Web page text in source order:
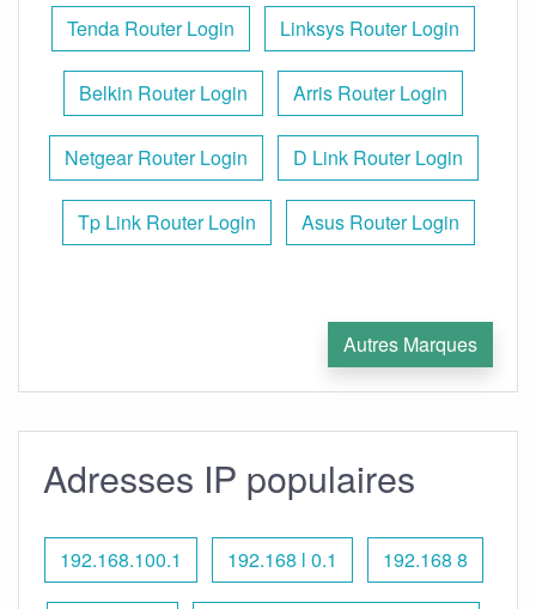
Tenda Router Login Linksys Router Login
Belkin Router Login Arris Router Login
Netgear Router Login D Link Router Login
Tp Link Router Login Asus Router Login
Autres Marques
Adresses IP populaires
192.168.100.1 192.168 l 0.1 192.168 8